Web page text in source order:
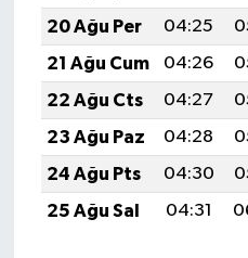
20 Ağu Per
04:25
21 Ağu Cum
04:26
22 Ağu Cts
04:27
23 Ağu Paz
04:28
24 Ağu Pts
04:30
25 Ağu Sal
04:31